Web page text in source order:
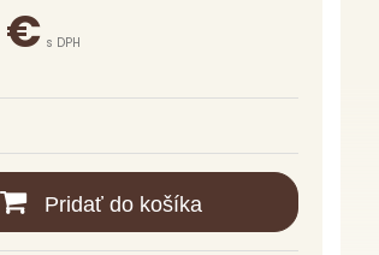
€ s DPH
Pridať do košíka